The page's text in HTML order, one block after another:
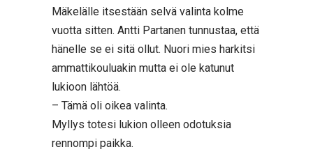
Mäkelälle itsestään selvä valinta kolme
vuotta sitten. Antti Partanen tunnustaa, että
hänelle se ei sitä ollut. Nuori mies harkitsi
ammattikouluakin mutta ei ole katunut
lukioon lähtöä.
– Tämä oli oikea valinta.
Myllys totesi lukion olleen odotuksia
rennompi paikka.